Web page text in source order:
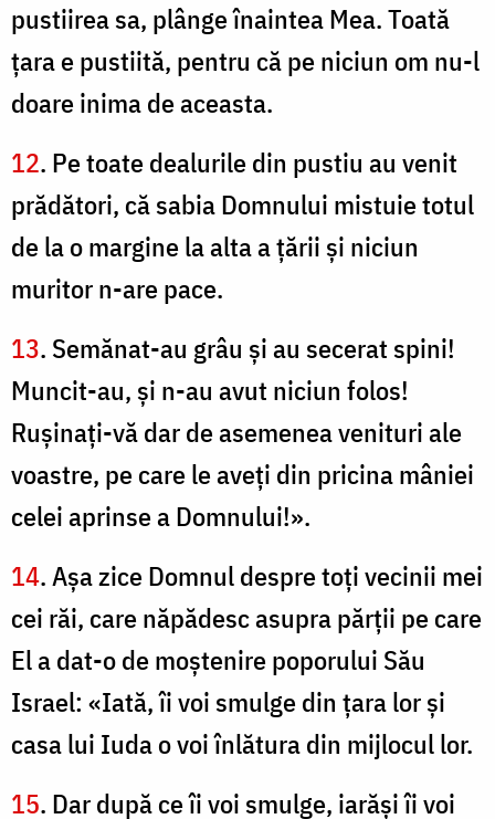
pustiirea sa, plânge înaintea Mea. Toată
ţara e pustiită, pentru că pe niciun om nu-l
doare inima de aceasta.
12. Pe toate dealurile din pustiu au venit
prădători, că sabia Domnului mistuie totul
de la o margine la alta a ţării şi niciun
muritor n-are pace.
13. Semănat-au grâu şi au secerat spini!
Muncit-au, şi n-au avut niciun folos!
Ruşinaţi-vă dar de asemenea venituri ale
voastre, pe care le aveţi din pricina mâniei
celei aprinse a Domnului!».
14. Aşa zice Domnul despre toţi vecinii mei
cei răi, care năpădesc asupra părţii pe care
El a dat-o de moştenire poporului Său
Israel: «Iată, îi voi smulge din ţara lor şi
casa lui Iuda o voi înlătura din mijlocul lor.
15. Dar după ce îi voi smulge, iarăşi îi voi